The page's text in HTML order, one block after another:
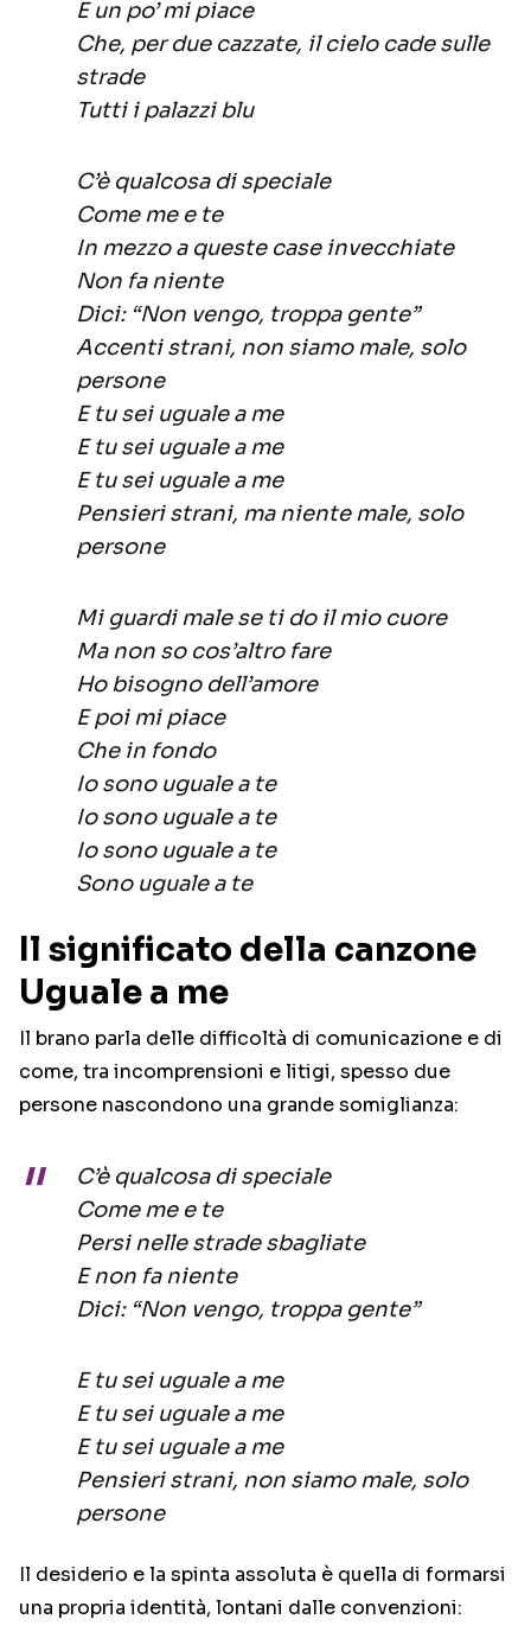
E un po’ mi piace
Che, per due cazzate, il cielo cade sulle
strade
Tutti i palazzi blu
C’è qualcosa di speciale
Come me e te
In mezzo a queste case invecchiate
Non fa niente
Dici: “Non vengo, troppa gente”
Accenti strani, non siamo male, solo
persone
E tu sei uguale a me
E tu sei uguale a me
E tu sei uguale a me
Pensieri strani, ma niente male, solo
persone
Mi guardi male se ti do il mio cuore
Ma non so cos’altro fare
Ho bisogno dell’amore
E poi mi piace
Che in fondo
Io sono uguale a te
Io sono uguale a te
Io sono uguale a te
Sono uguale a te
Il significato della canzone
Uguale a me
Il brano parla delle difficoltà di comunicazione e di
come, tra incomprensioni e litigi, spesso due
persone nascondono una grande somiglianza:
C’è qualcosa di speciale
Come me e te
Persi nelle strade sbagliate
E non fa niente
Dici: “Non vengo, troppa gente”
E tu sei uguale a me
E tu sei uguale a me
E tu sei uguale a me
Pensieri strani, non siamo male, solo
persone
Il desiderio e la spinta assoluta è quella di formarsi
una propria identità, lontani dalle convenzioni: